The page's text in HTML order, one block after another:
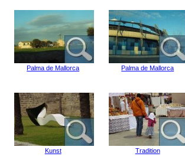
Palma de Mallorca Palma de Mallorca
Kunst Tradition